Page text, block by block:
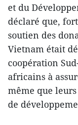
et du
déclaré que,
soutien des
Vietnam était
coopération
africains à
même que
de